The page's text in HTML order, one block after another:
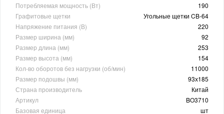
Потребляемая мощность (Вт)
190
Графитовые щетки
Угольные щетки CB-64
Напряжение питания (В)
220
Размер ширина (мм)
92
Размер длина (мм)
253
Размер высота (мм)
154
Кол-во оборотов без нагрузки (об/мин)
11000
Размер подошвы (мм)
93х185
Страна производитель
Китай
Артикул
BO3710
Базовая единица
шт